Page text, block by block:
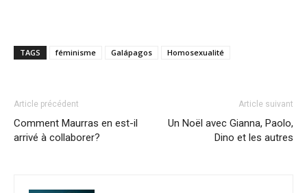
TAGS féminisme Galápagos Homosexualité
Article précédent
Comment Maurras en est-il
arrivé à collaborer?
Article suivant
Un Noël avec Gianna, Paolo,
Dino et les autres